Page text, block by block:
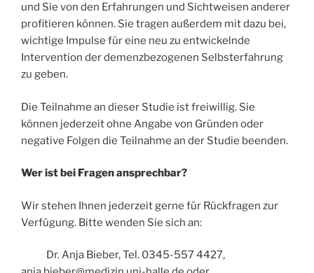
und Sie von den Erfahrungen und Sichtweisen anderer
profitieren können. Sie tragen außerdem mit dazu bei,
wichtige Impulse für eine neu zu entwickelnde
Intervention der demenzbezogenen Selbsterfahrung
zu geben.
Die Teilnahme an dieser Studie ist freiwillig. Sie
können jederzeit ohne Angabe von Gründen oder
negative Folgen die Teilnahme an der Studie beenden.
Wer ist bei Fragen ansprechbar?
Wir stehen Ihnen jederzeit gerne für Rückfragen zur
Verfügung. Bitte wenden Sie sich an:
Dr. Anja Bieber, Tel. 0345-557 4427,